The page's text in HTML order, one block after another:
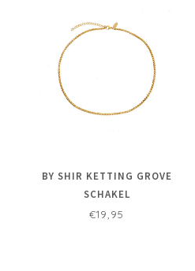
BY SHIR KETTING GROVE
SCHAKEL
€19,95